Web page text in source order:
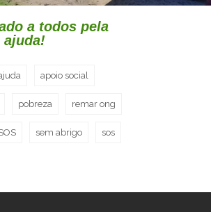
a todos pela
ajuda!
apoio social
pobreza remar ong
sem abrigo sos